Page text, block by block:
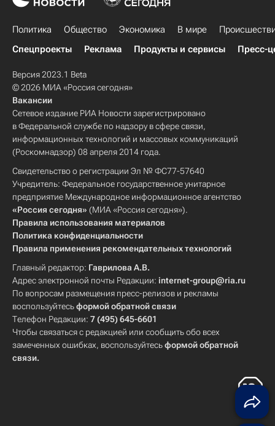
Политика Общество Экономика В мире
Спецпроекты
Реклама Продукты и сервисы Пресс-
Версия 2023.1 Beta
© 2026 МИА «Россия сегодня»
Вакансии
Сетевое издание РИА Новости зарегистрировано
в Федеральной службе по надзору в сфере связи,
информационных технологий и массовых коммуникаций
(Роскомнадзор) 08 апреля 2014 года.
Свидетельство о регистрации Эл № ФС77-57640
Учредитель: Федеральное государственное унитарное
предприятие Международное информационное агентство
«Россия сегодня» (МИА «Россия сегодня»).
Правила использования материалов
Политика конфиденциальности
Правила применения рекомендательных технологий
Главный редактор: Гаврилова А.В.
Адрес электронной почты Редакции: internet-group@ria.ru
По вопросам размещения пресс-релизов и рекламы
воспользуйтесьформой обратной связи
Телефон Редакции: 7 (495) 645-6601
Чтобы связаться с редакцией или сообщить обо всех
замеченных ошибках, воспользуйтесьформой обратной
связи.